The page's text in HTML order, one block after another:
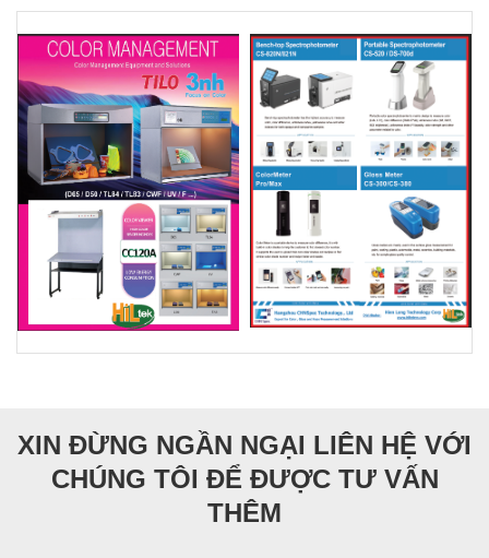
XIN ĐỪNG NGẦN NGẠI LIÊN HỆ VỚI
CHÚNG TÔI ĐỂ ĐƯỢC TƯ VẤN
THÊM